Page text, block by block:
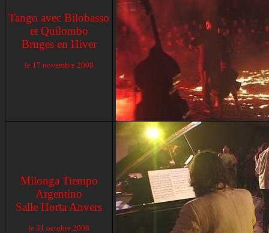
Tango avec Bilobasso
et Quilombo
Bruges en Hiver
le 17 novembre 2008
Milonga Tiempo
Argentino
Salle Horta Anvers
le 31 octobre 2008